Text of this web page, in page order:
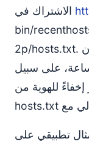
2p/hosts.txt. إذا كان recenthosts.cgi الافتراضي
جميع المضيفين من آخر 24 ساعة، على سبيل
إخفاءً للهوية من